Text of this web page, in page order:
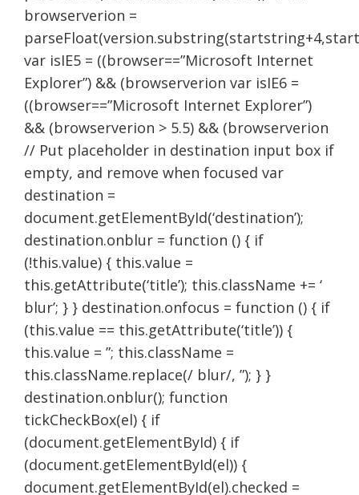
browserverion =
var isIE5 = ((browser==”Microsoft Internet
Explorer”) && (browserverion var isIE6 =
((browser==”Microsoft Internet Explorer”)
&& (browserverion > 5.5) && (browserverion
// Put placeholder in destination input box if
empty, and remove when focused var
destination =
document.getElementById(‘destination’);
destination.onblur = function () { if
(!this.value) { this.value =
this.getAttribute(‘title’); this.className += ‘
blur’; } } destination.onfocus = function () { if
(this.value == this.getAttribute(‘title’)) {
this.value = ”; this.className =
this.className.replace(/ blur/, ”); } }
destination.onblur(); function
tickCheckBox(el) { if
(document.getElementById) { if
(document.getElementById(el)) {
document.getElementById(el).checked =